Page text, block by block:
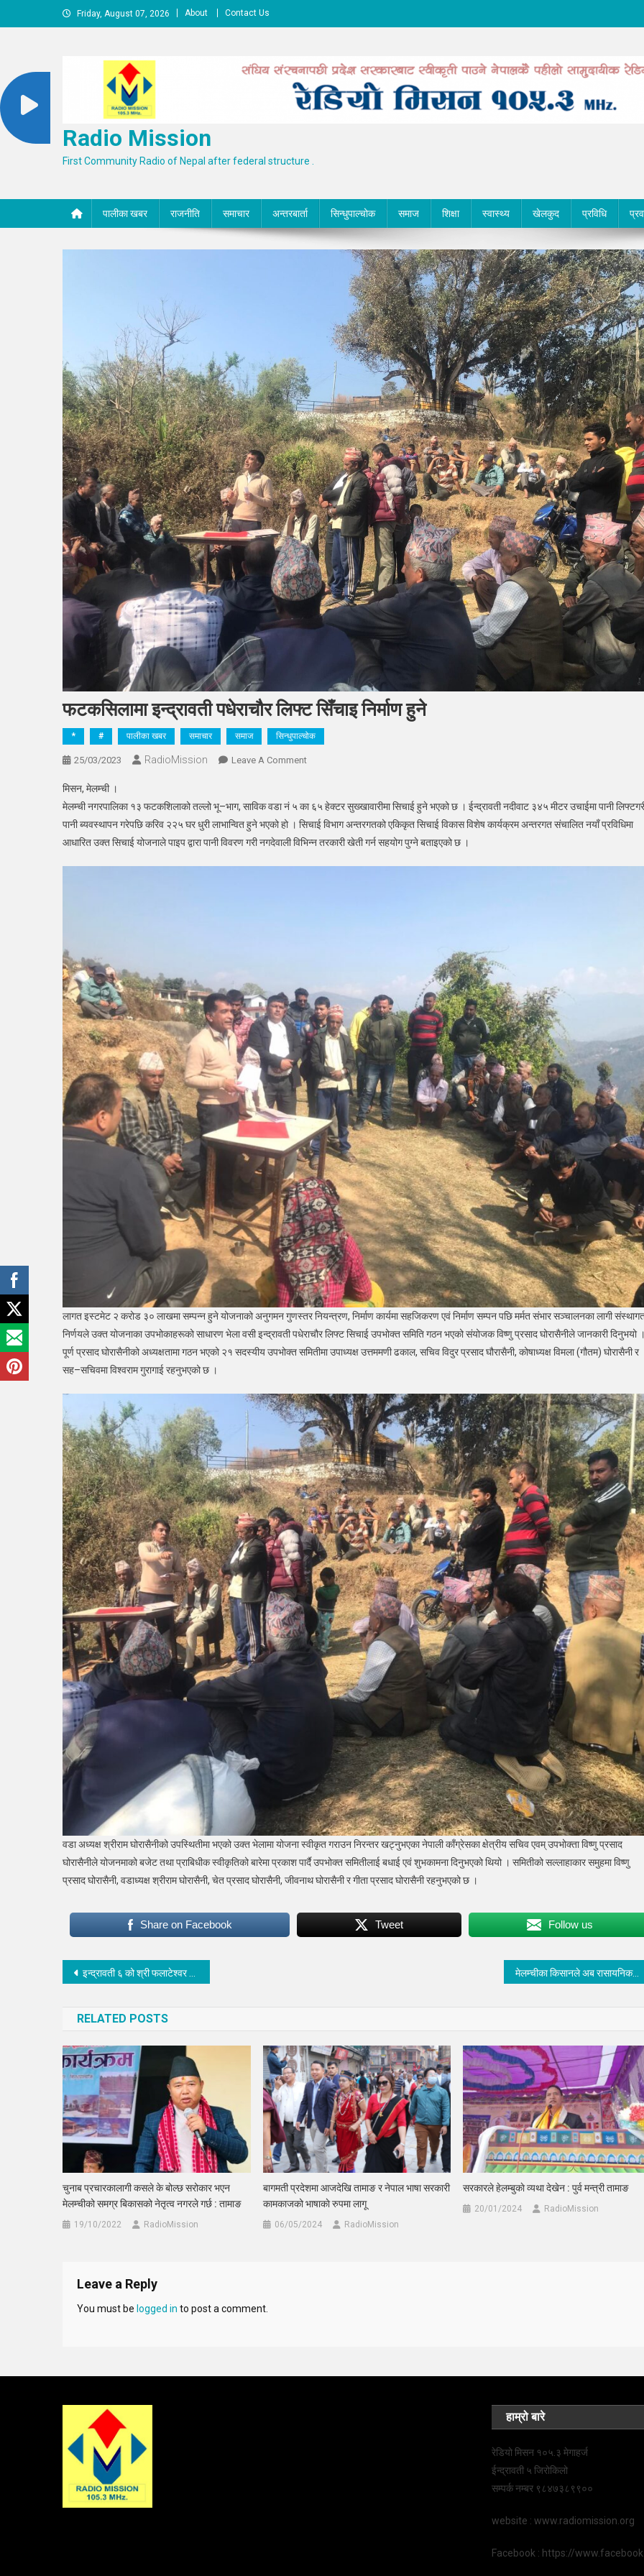
to
Friday, August 07, 2026 About Contact Us
Radio Mission
First Community Radio of Nepal after federal structure .
पालीका खबर राजनीति समाचार अन्तरबार्ता सिन्धुपाल्चोक समाज शिक्षा स्वास्थ्य खेलकुद प्रविधि
फटकसिलामा इन्द्रावती पधेराचौर लिफ्ट सिँचाइ निर्माण हुने
* # पालीका खबर समाचार समाज सिन्धुपाल्चोक
25/03/2023 RadioMission Leave A CommentOn
पधेराचौर
लिफ्ट
सिँचाइ
मिसन, मेलम्ची ।
मेलम्ची नगरपालिका १३ फटकशिलाको तल्लो भू–भाग, साविक वडा नं ५ का ६५ हेक्टर सुख्खावारीमा सिचाई हुने भएको छ । ईन्द्रावती नदीवाट ३४५ मीटर उचाईमा पानी
पानी ब्यवस्थापन गरेपछि करिव २२५ घर धुरी लाभान्वित हुने भएको हो । सिचाई विभाग अन्तरगतको एकिकृत सिचाई विकास विशेष कार्यक्रम अन्तरगत संचालित नयाँ प्रविधिमा
आधारित उक्त सिचाई योजनाले पाइप द्वारा पानी विवरण गरी नगदेवाली विभिन्न तरकारी खेती गर्न सहयोग पुग्ने बताइएको छ ।
लागत इस्टमेट २ करोड ३० लाखमा सम्पन्न हुने योजनाको अनुगमन गुणस्तर नियन्त्रण, निर्माण कार्यमा सहजिकरण एवं निर्माण सम्पन पछि मर्मत संभार सञ्चालनका लागी
निर्णयले उक्त योजनाका उपभोकाहरूको साधारण भेला वसी इन्द्रावती पधेराचौर लिफ्ट सिचाई उपभोक्त समिति गठन भएको संयोजक विष्णु प्रसाद घोरासैनीले जानकारी दिनुभयो
पूर्ण प्रसाद घोरासैनीको अध्यक्षतामा गठन भएको २१ सदस्यीय उपभोक्त समितीमा उपाध्यक्ष उत्तममणी ढकाल, सचिव विदुर प्रसाद घौरासैनी, कोषाध्यक्ष विमला (गौतम) घोरासैनी र
सह–सचिवमा विश्वराम गुरागाई रहनुभएको छ ।
वडा अध्यक्ष श्रीराम घोरासैनीको उपस्थितीमा भएको उक्त भेलामा योजना स्वीकृत गराउन निरन्तर खट्नुभएका नेपाली काँग्रेसका क्षेत्रीय सचिव एवम् उपभोक्ता विष्णु प्रसाद
घोरासैनीले योजनमाको बजेट तथा प्राबिधीक स्वीकृतिको बारेमा प्रकाश पार्दै उपभोक्त समितीलाई बधाई एवं शुभकामना दिनुभएको थियो । समितीको सल्लाहाकार समुहमा विष्णु
प्रसाद घोरासैनी, वडाध्यक्ष श्रीराम घोरासैनी, चेत प्रसाद घोरासैनी, जीवनाथ घोरासैनी र गीता प्रसाद घोरासैनी रहनुभएको छ ।
Share on Facebook Tweet Follow us
Post
इन्द्रावती ६ को श्री फलाटेश्वर शिव मन्दिरको उद्घाटन, अक्षयकोषमा सांसद बस्नेतको २५ हजार सहयोग मेलम्चीका किसानले अब रासायनिक मल पाउन कार्ड भर्नुपर्ने, मल वितरणमा सहज हुने नगरको दाबी
RELATED POSTS
चुनाब प्रचारकालागी कसले के बोल्छ सरोकार भएन
मेलम्चीको समग्र बिकासको नेतृत्व नगरले गर्छ : तामाङ
19/10/2022 RadioMission
बागमती प्रदेशमा आजदेखि तामाङ र नेपाल भाषा सरकारी
कामकाजको भाषाकाे रुपमा लागू
06/05/2024 RadioMission
सरकारले हेलम्बुकाे व्यथा देखेन : पुर्व मन्त्री तामाङ
20/01/2024 RadioMission
Leave a Reply
You must be logged in to post a comment.
हाम्रो बारे
रेडियो मिसन १०५.३ मेगाहर्ज
ईन्द्रावती ५ जिरोकिलो
सम्पर्क नम्बर ९८४७३८९९००
website : www.radiomission.org
Facebook : https://